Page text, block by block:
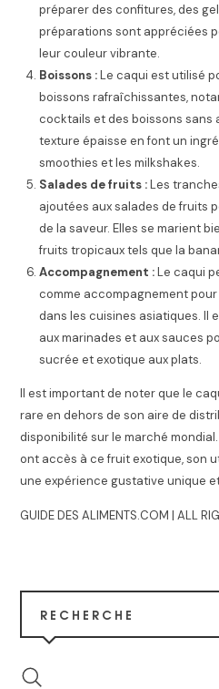
préparer des confitures, des
préparations sont appréciées
leur couleur vibrante.
Boissons :Le caqui est utilisé
boissons rafraîchissantes,
cocktails et des boissons sans
texture épaisse en font un
smoothies et les milkshakes.
Salades de fruits :Les
ajoutées aux salades de fruits
de la saveur. Elles se marient
fruits tropicaux tels que la
Accompagnement :Le caqui
comme accompagnement
dans les cuisines asiatiques. Il
aux marinades et aux sauces
sucrée et exotique aux plats.
Il est important de noter que le
rare en dehors de son aire de
disponibilité sur le marché
ont accès à ce fruit exotique, son
une expérience gustative unique
GUIDE DES ALIMENTS.COM | ALL
RECHERCHE